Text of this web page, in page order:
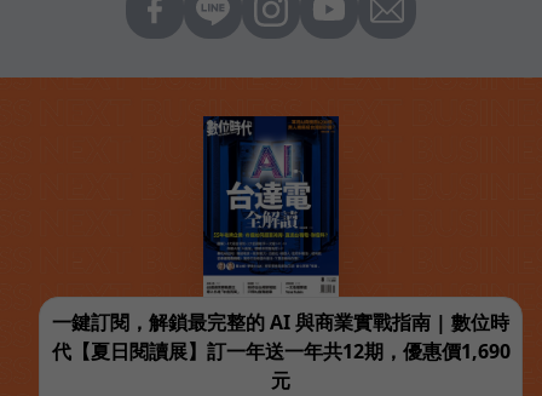
一鍵訂閱，解鎖最完整的 AI 與商業實戰指南 | 數位時
代【夏日閱讀展】訂一年送一年共12期，優惠價1,690
元